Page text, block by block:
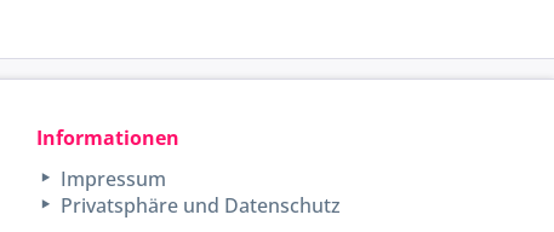
Informationen
Impressum
Privatsphäre und Datenschutz